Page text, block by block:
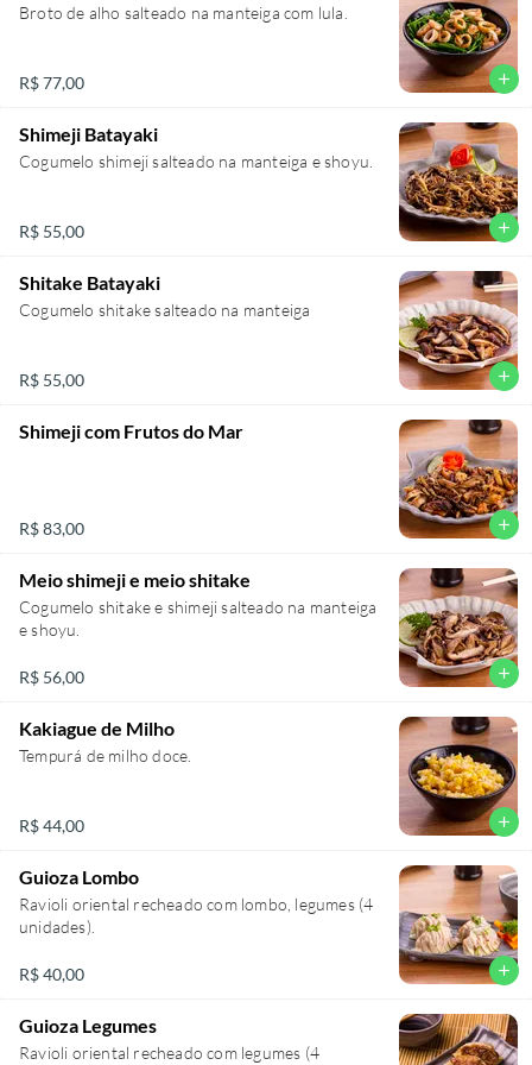
Broto de alho salteado na manteiga com lula.
R$ 77,00 add
Shimeji Batayaki
Cogumelo shimeji salteado na manteiga e shoyu.
R$ 55,00 add
Shitake Batayaki
Cogumelo shitake salteado na manteiga
R$ 55,00 add
Shimeji com Frutos do Mar
R$ 83,00 add
Meio shimeji e meio shitake
Cogumelo shitake e shimeji salteado na manteiga
e shoyu.
R$ 56,00 add
Kakiague de Milho
Tempurá de milho doce.
R$ 44,00 add
Guioza Lombo
Ravioli oriental recheado com lombo, legumes (4
unidades).
R$ 40,00 add
Guioza Legumes
Ravioli oriental recheado com legumes (4